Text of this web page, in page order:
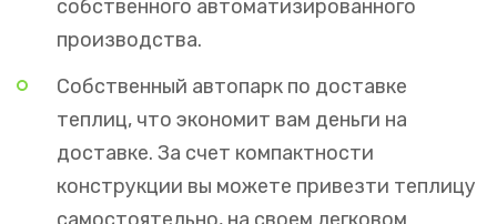
собственного автоматизированного
производства.
Собственный автопарк по доставке
теплиц, что экономит вам деньги на
доставке. За счет компактности
конструкции вы можете привезти теплицу